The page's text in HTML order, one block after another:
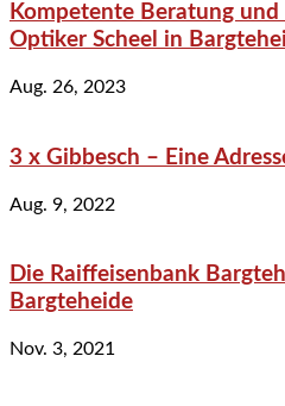
Kompetente Beratung
Optiker Scheel in
Aug. 26, 2023
3 x Gibbesch – Eine
Aug. 9, 2022
Die Raiffeisenbank
Bargteheide
Nov. 3, 2021